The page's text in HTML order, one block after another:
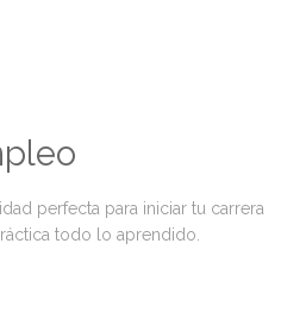
perfecta para iniciar tu carrera
todo lo aprendido.